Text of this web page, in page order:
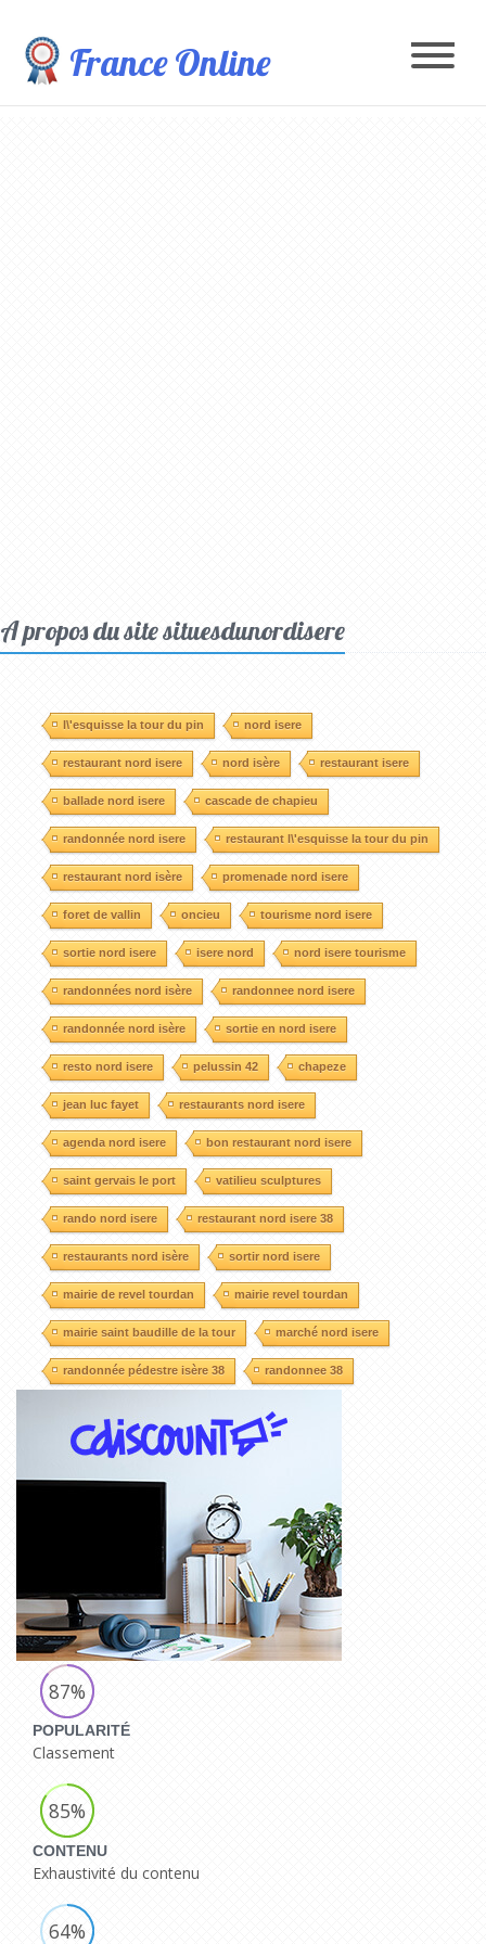
France Online
A propos du site situesdunordisere
l\'esquisse la tour du pin nord isere
restaurant nord isere nord isère restaurant isere
ballade nord isere cascade de chapieu
randonnée nord isere restaurant l\'esquisse la tour du pin
restaurant nord isère promenade nord isere
foret de vallin oncieu tourisme nord isere
sortie nord isere isere nord nord isere tourisme
randonnées nord isère randonnee nord isere
randonnée nord isère sortie en nord isere
resto nord isere pelussin 42 chapeze
jean luc fayet restaurants nord isere
agenda nord isere bon restaurant nord isere
saint gervais le port vatilieu sculptures
rando nord isere restaurant nord isere 38
restaurants nord isère sortir nord isere
mairie de revel tourdan mairie revel tourdan
mairie saint baudille de la tour marché nord isere
randonnée pédestre isère 38 randonnee 38
87%
POPULARITÉ
Classement
85%
CONTENU
Exhaustivité du contenu
64%